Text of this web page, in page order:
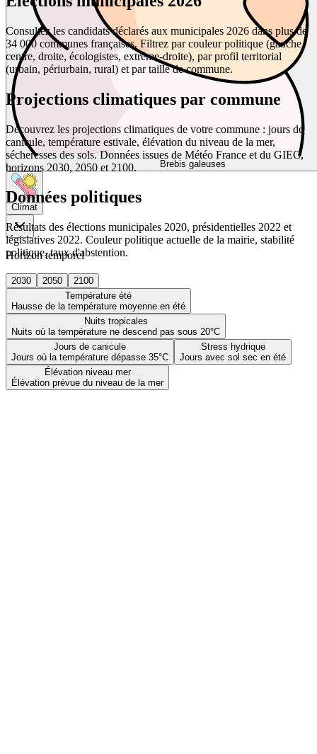
Brebis galeuses
Climat
Horizon temporel
2030 2050
2100
Température été
Hausse de la température moyenne en été
Nuits tropicales
Nuits où la température ne descend pas sous 20°C
Jours de canicule
Jours où la température dépasse 35°C
Stress hydrique
Jours avec sol sec en été
Élévation niveau mer
Élévation prévue du niveau de la mer
Consultez les candidats déclarés aux municipales 2026 dans plus de
34 000 communes françaises. Filtrez par couleur politique (gauche,
centre, droite, écologistes, extrême-droite), par profil territorial
(urbain, périurbain, rural) et par taille de commune.
Projections climatiques par commune
Découvrez les projections climatiques de votre commune : jours de
canicule, température estivale, élévation du niveau de la mer,
sécheresses des sols. Données issues de Météo France et du GIEC,
horizons 2030, 2050 et 2100.
Données politiques
Résultats des élections municipales 2020, présidentielles 2022 et
législatives 2022. Couleur politique actuelle de la mairie, stabilité
politique, taux d'abstention.